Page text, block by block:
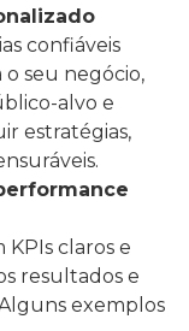
confiáveis
seu negócio,
alvo e
estratégias,
claros e
resultados e
exemplos